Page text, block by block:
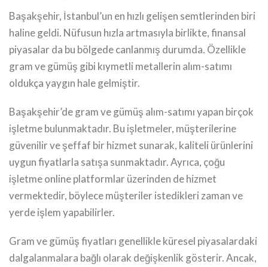
Başakşehir, İstanbul’un en hızlı gelişen semtlerinden biri
haline geldi. Nüfusun hızla artmasıyla birlikte, finansal
piyasalar da bu bölgede canlanmış durumda. Özellikle
gram ve gümüş gibi kıymetli metallerin alım-satımı
oldukça yaygın hale gelmiştir.
Başakşehir’de gram ve gümüş alım-satımı yapan birçok
işletme bulunmaktadır. Bu işletmeler, müşterilerine
güvenilir ve şeffaf bir hizmet sunarak, kaliteli ürünlerini
uygun fiyatlarla satışa sunmaktadır. Ayrıca, çoğu
işletme online platformlar üzerinden de hizmet
vermektedir, böylece müşteriler istedikleri zaman ve
yerde işlem yapabilirler.
Gram ve gümüş fiyatları genellikle küresel piyasalardaki
dalgalanmalara bağlı olarak değişkenlik gösterir. Ancak,